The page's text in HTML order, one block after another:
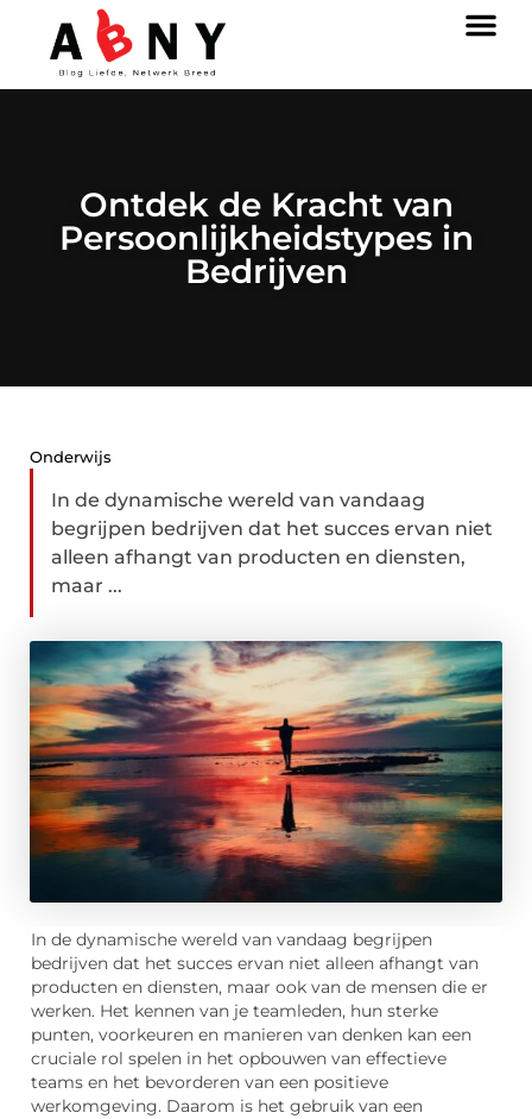
Ontdek de Kracht van
Persoonlijkheidstypes in
Bedrijven
Onderwijs
In de dynamische wereld van vandaag
begrijpen bedrijven dat het succes ervan niet
alleen afhangt van producten en diensten,
maar ...
In de dynamische wereld van vandaag begrijpen
bedrijven dat het succes ervan niet alleen afhangt van
producten en diensten, maar ook van de mensen die er
werken. Het kennen van je teamleden, hun sterke
punten, voorkeuren en manieren van denken kan een
cruciale rol spelen in het opbouwen van effectieve
teams en het bevorderen van een positieve
werkomgeving. Daarom is het gebruik van een